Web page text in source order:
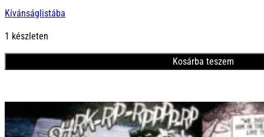
Kívánságlistába
1 készleten
Kosárba teszem